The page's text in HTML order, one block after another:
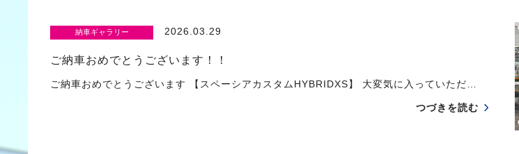
納車ギャラリー 2026.03.29
ご納車おめでとうございます！！
ご納車おめでとうございます 【スペーシアカスタムHYBRIDXS】 大変気に入っていただ…
つづきを読む